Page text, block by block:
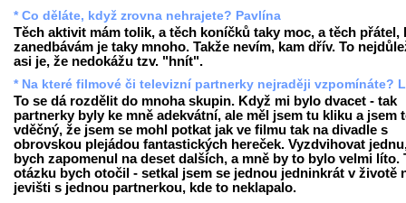
* Co děláte, když zrovna nehrajete? Pavlína
Těch aktivit mám tolik, a těch koníčků taky moc, a těch přátel,
zanedbávám je taky mnoho. Takže nevím, kam dřív. To
asi je, že nedokážu tzv. "hnít".
* Na které filmové či televizní partnerky nejraději vzpomínáte?
To se dá rozdělit do mnoha skupin. Když mi bylo dvacet - tak
partnerky byly ke mně adekvátní, ale měl jsem tu kliku a jsem
vděčný, že jsem se mohl potkat jak ve filmu tak na divadle s
obrovskou plejádou fantastických hereček. Vyzdvihovat
bych zapomenul na deset dalších, a mně by to bylo velmi líto.
otázku bych otočil - setkal jsem se jednou jedninkrát v životě
jevišti s jednou partnerkou, kde to neklapalo.